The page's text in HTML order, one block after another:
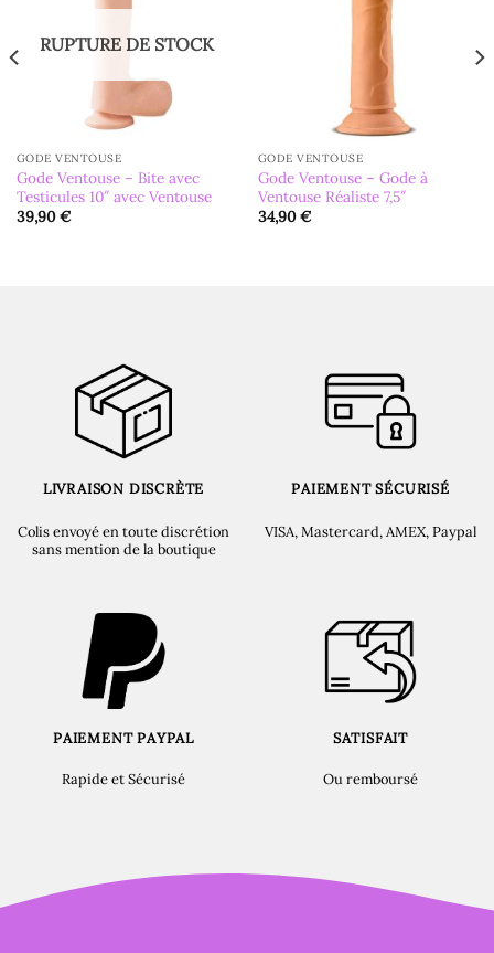
RUPTURE DE STOCK
GODE VENTOUSE
Gode Ventouse – Bite avec
Testicules 10″ avec Ventouse
39,90€
GODE VENTOUSE
Gode Ventouse – Gode à
Ventouse Réaliste 7,5″
34,90€
LIVRAISON DISCRÈTE
Colis envoyé en toute discrétion
sans mention de la boutique
PAIEMENT SÉCURISÉ
VISA, Mastercard, AMEX, Paypal
PAIEMENT PAYPAL
Rapide et Sécurisé
SATISFAIT
Ou remboursé